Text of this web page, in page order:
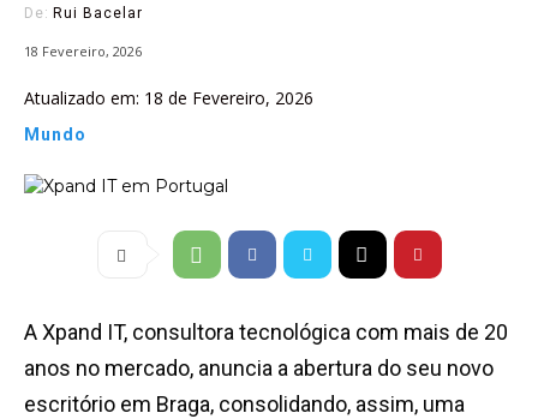
De: Rui Bacelar
18 Fevereiro, 2026
Atualizado em: 18 de Fevereiro, 2026
Mundo
A Xpand IT, consultora tecnológica com mais de 20
anos no mercado, anuncia a abertura do seu novo
escritório em Braga, consolidando, assim, uma